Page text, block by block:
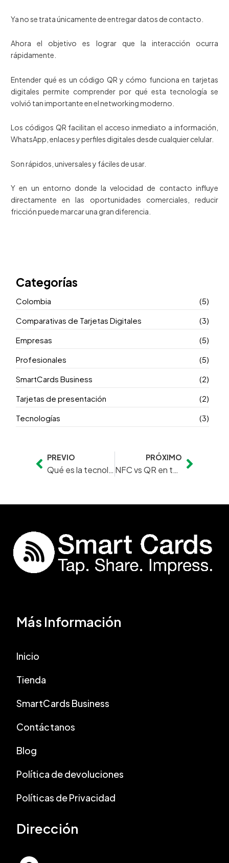
Ya no se trata únicamente de entregar datos de contacto.
Ahora el objetivo es lograr que la interacción ocurra
rápidamente.
Entender qué es un código QR y cómo funciona en tarjetas
digitales permite comprender por qué esta tecnología se
volvió tan importante en el networking moderno.
Los códigos QR facilitan el acceso inmediato a información,
WhatsApp, enlaces y perfiles digitales desde cualquier celular.
Son rápidos, universales y fáciles de usar.
Y en un entorno donde la velocidad de contacto influye
directamente en las oportunidades comerciales, reducir
fricción puede marcar una gran diferencia.
Categorías
Colombia
(5)
Comparativas de Tarjetas Digitales
(3)
Empresas
(5)
Profesionales
(5)
SmartCards Business
(2)
Tarjetas de presentación
(2)
Tecnologías
(3)
Prev
PREVIO
Qué es la tecnología NFC y cómo funciona en las tarjetas de presentación digitales
PRÓXIMO
NFC vs QR en tarjetas de presentación digitales: cuál es mejor y cuándo usar cada uno Next
Más Información
Inicio
Tienda
SmartCards Business
Contáctanos
Blog
Política de devoluciones
Políticas de Privacidad
Dirección